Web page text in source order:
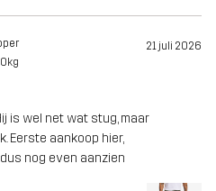
21 juli 2026
is wel net wat stug, maar
Eerste aankoop hier,
nog even aanzien